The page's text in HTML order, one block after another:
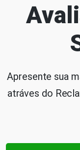
Apresente sua
atráves do